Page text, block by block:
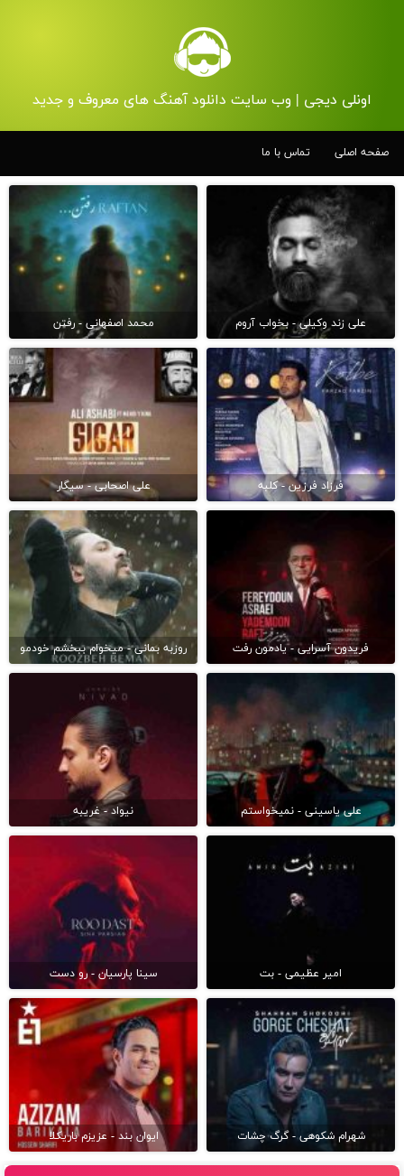
اونلی دیجی | وب سایت دانلود آهنگ های معروف و جدید
صفحه اصلی تماس با ما
علی زند وکیلی - بخواب آروم محمد اصفهانی - رفتن
فرزاد فرزین - کلبه علی اصحابی - سیگار
فریدون آسرایی - یادمون رفت روزبه بمانی - میخوام ببخشم خودمو
علی یاسینی - نمیخواستم نیواد - غریبه
امیر عظیمی - بت سینا پارسیان - رو دست
شهرام شکوهی - گرگ چشات ایوان بند - عزیزم باریکلا